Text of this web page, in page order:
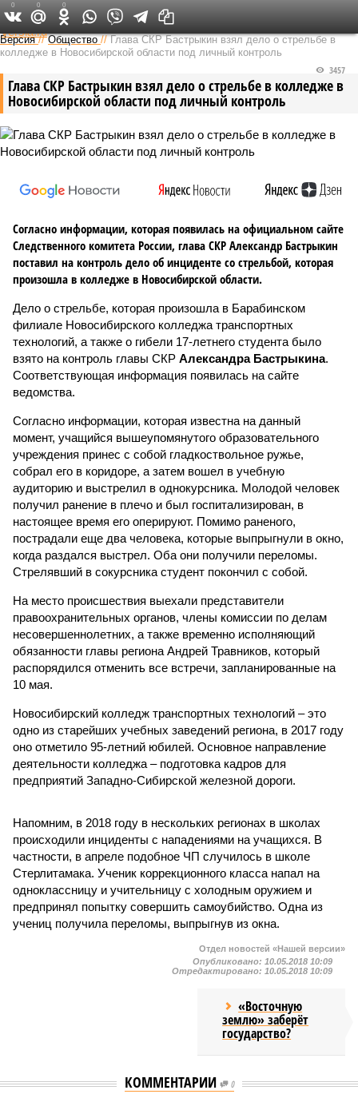
Федеральный выпуск
Версия //Общество //Глава СКР Бастрыкин взял дело о стрельбе в
колледже в Новосибирской области под личный контроль
Глава СКР Бастрыкин взял дело о стрельбе в колледже в
Новосибирской области под личный контроль
3457
Согласно информации, которая появилась на официальном сайте
Следственного комитета России, глава СКР Александр Бастрыкин
поставил на контроль дело об инциденте со стрельбой, которая
произошла в колледже в Новосибирской области.
Дело о стрельбе, которая произошла в Барабинском
филиале Новосибирского колледжа транспортных
технологий, а также о гибели 17-летнего студента было
взято на контроль главы СКР Александра Бастрыкина.
Соответствующая информация появилась на сайте
ведомства.
Согласно информации, которая известна на данный
момент, учащийся вышеупомянутого образовательного
учреждения принес с собой гладкоствольное ружье,
собрал его в коридоре, а затем вошел в учебную
аудиторию и выстрелил в однокурсника. Молодой человек
получил ранение в плечо и был госпитализирован, в
настоящее время его оперируют. Помимо раненого,
пострадали еще два человека, которые выпрыгнули в окно,
когда раздался выстрел. Оба они получили переломы.
Стрелявший в сокурсника студент покончил с собой.
На место происшествия выехали представители
правоохранительных органов, члены комиссии по делам
несовершеннолетних, а также временно исполняющий
обязанности главы региона Андрей Травников, который
распорядился отменить все встречи, запланированные на
10 мая.
Новосибирский колледж транспортных технологий – это
одно из старейших учебных заведений региона, в 2017 году
оно отметило 95-летний юбилей. Основное направление
деятельности колледжа – подготовка кадров для
предприятий Западно-Сибирской железной дороги.
Напомним, в 2018 году в нескольких регионах в школах
происходили инциденты с нападениями на учащихся. В
частности, в апреле подобное ЧП случилось в школе
Стерлитамака. Ученик коррекционного класса напал на
одноклассницу и учительницу с холодным оружием и
предпринял попытку совершить самоубийство. Одна из
учениц получила переломы, выпрыгнув из окна.
0 0 0
Отдел новостей «Нашей версии»
Опубликовано: 10.05.2018 10:09
Отредактировано: 10.05.2018 10:09
«Восточную
землю» заберёт
государство?
КОММЕНТАРИИ 0